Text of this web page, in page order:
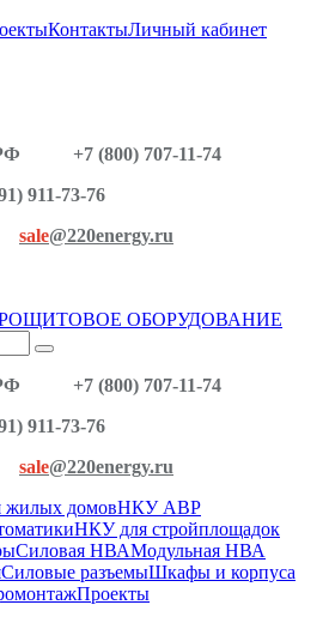
КонтактыЛичный кабинет
+7 (800) 707-11-74
73-76
sale@220energy.ru
+7 (800) 707-11-74
73-76
sale@220energy.ru
домовНКУ АВР
НКУ для стройплощадок
Силовая НВАМодульная НВА
Силовые разъемыШкафы и корпуса
Проекты